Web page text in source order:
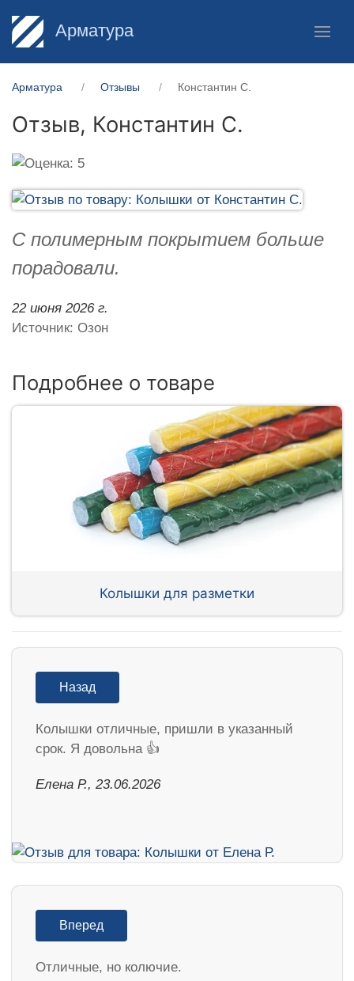
Арматура
Арматура Отзывы Константин С.
Отзыв, Константин С.
С полимерным покрытием больше
порадовали.
22 июня 2026 г.
Источник: Озон
Подробнее о товаре
Колышки для разметки
Назад
Колышки отличные, пришли в указанный
срок. Я довольна 👍
Елена Р., 23.06.2026
Вперед
Отличные, но колючие.